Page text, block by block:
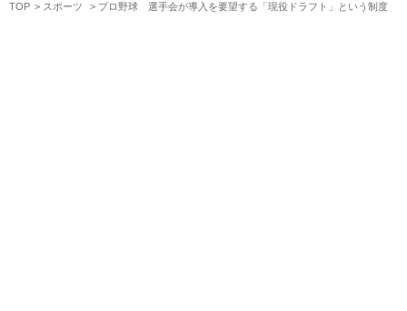
TOP スポーツ プロ野球 選手会が導入を要望する「現役ドラフト」という制度